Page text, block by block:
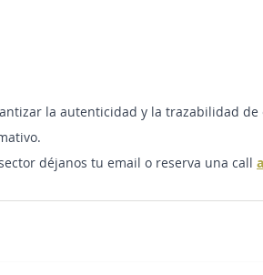
la autenticidad y la trazabilidad de
déjanos tu email o reserva una call